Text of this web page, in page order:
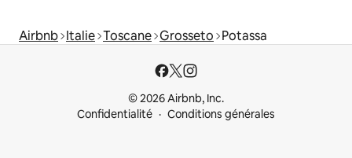
Airbnb Italie Toscane Grosseto Potassa
© 2026 Airbnb, Inc.
Confidentialité
Conditions générales